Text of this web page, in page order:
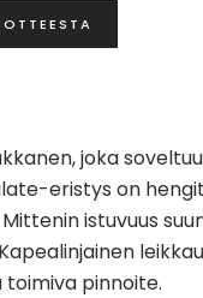
joka
eristys on
istuvuus
pinnoite.